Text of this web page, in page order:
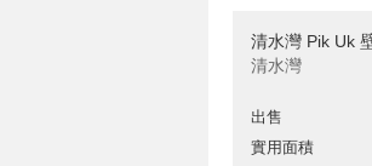
清水灣 Pik Uk
清水灣
出售
實用面積